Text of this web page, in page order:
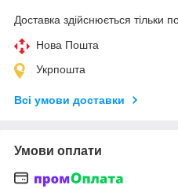
Доставка здійснюється тільки
Нова Пошта
Укрпошта
Всі умови доставки
Умови оплати